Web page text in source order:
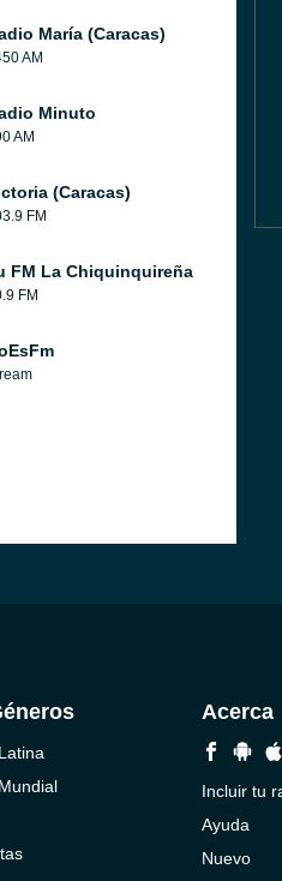
María (Caracas)
AM
Minuto
AM
(Caracas)
FM
FM La Chiquinquireña
FM
Acerca
Incluir tu
Ayuda
Nuevo